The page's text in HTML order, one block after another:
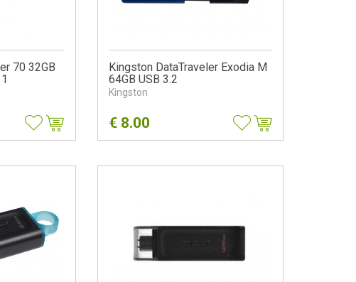
70 32GB
Kingston DataTraveler Exodia M
64GB USB 3.2
Kingston
€ 8.00